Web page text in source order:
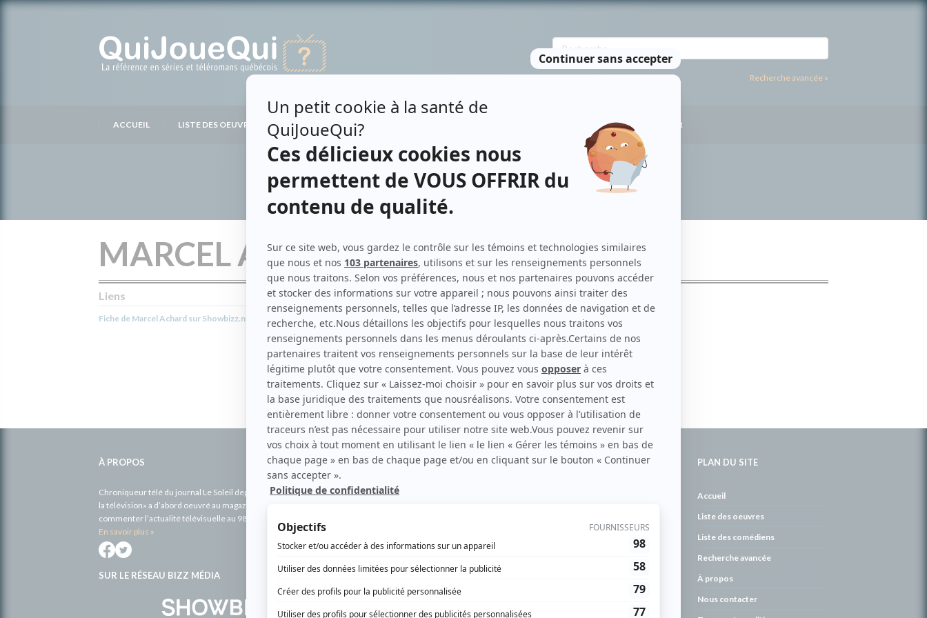
Recherche avancée »
ACCUEIL LISTE DES OEUVRES LISTE DES PERSONNES NOUS CONTACTER
MARCEL ACHARD
Liens
Fiche de Marcel Achard sur Showbizz.net
Contributions
Jean de la LuneAuteur
Malborough s'en va-t-en guerreAuteur
À PROPOS
Chroniqueur télé du journal Le Soleil depuis 2001, Richard Therrien carbure à son petit écran. Celui qu’on surnomme parfois «l’encyclopédie de
la télévision» a d’abord oeuvré au magazine TV Hebdo de 1996 à 2001. Sa spécialité: la télé québécoise. On peut l’entendre régulièrement
commenter l’actualité télévisuelle au 98,5.
En savoir plus »
SUR LE RÉSEAU BIZZ MÉDIA
PLAN DU SITE
Accueil
Liste des oeuvres
Liste des comédiens
Recherche avancée
À propos
Nous contacter